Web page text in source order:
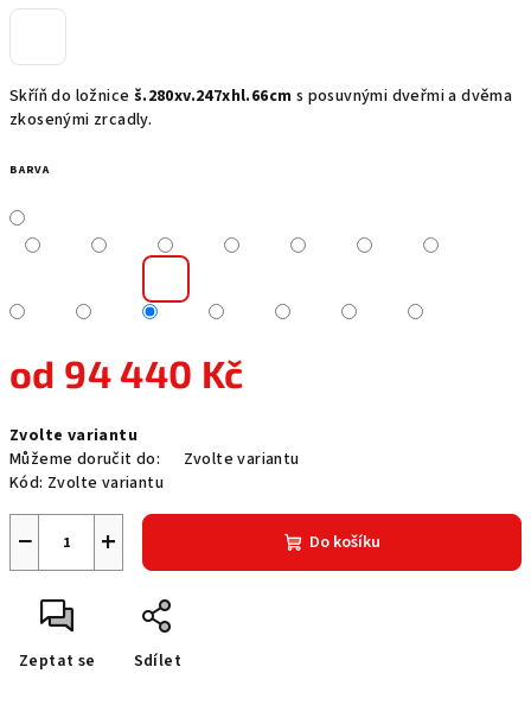
Skříň do ložnice š.280xv.247xhl.66cm s posuvnými dveřmi a dvěma
zkosenými zrcadly.
BARVA
od 94 440 Kč
cena:
Zvolte variantu
Můžeme doručit do:
Zvolte variantu
Kód: Zvolte variantu
+
− Do košíku
Zeptat se Sdílet